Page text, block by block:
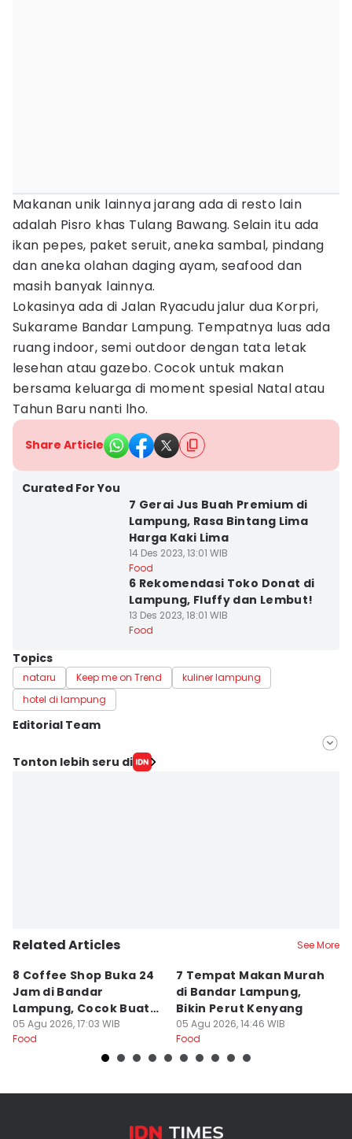
Makanan unik lainnya jarang ada di resto lain
adalah Pisro khas Tulang Bawang. Selain itu ada
ikan pepes, paket seruit, aneka sambal, pindang
dan aneka olahan daging ayam, seafood dan
masih banyak lainnya.
Lokasinya ada di Jalan Ryacudu jalur dua Korpri,
Sukarame Bandar Lampung. Tempatnya luas ada
ruang indoor, semi outdoor dengan tata letak
lesehan atau gazebo. Cocok untuk makan
bersama keluarga di moment spesial Natal atau
Tahun Baru nanti lho.
Share Article
Curated For You
7 Gerai Jus Buah Premium di
Lampung, Rasa Bintang Lima
Harga Kaki Lima
14 Des 2023, 13:01 WIB
Food
6 Rekomendasi Toko Donat di
Lampung, Fluffy dan Lembut!
13 Des 2023, 18:01 WIB
Food
Topics
nataru Keep me on Trend
kuliner lampung
hotel di lampung
Editorial Team
Editor
Tonton lebih seru di
Related Articles See More
8 Coffee Shop Buka 24
Jam di Bandar
Lampung, Cocok Buat
Begadang
05 Agu 2026, 17:03 WIB
Food
7 Tempat Makan Murah
di Bandar Lampung,
Bikin Perut Kenyang
05 Agu 2026, 14:46 WIB
Food